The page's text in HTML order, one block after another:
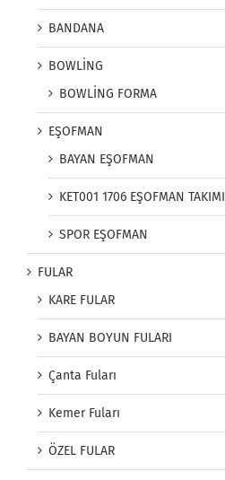
BANDANA
BOWLİNG
BOWLİNG FORMA
EŞOFMAN
BAYAN EŞOFMAN
KET001 1706 EŞOFMAN TAKIMI
SPOR EŞOFMAN
FULAR
KARE FULAR
BAYAN BOYUN FULARI
Çanta Fuları
Kemer Fuları
ÖZEL FULAR